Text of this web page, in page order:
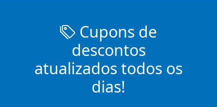
Cupons de
descontos
atualizados todos os
dias!